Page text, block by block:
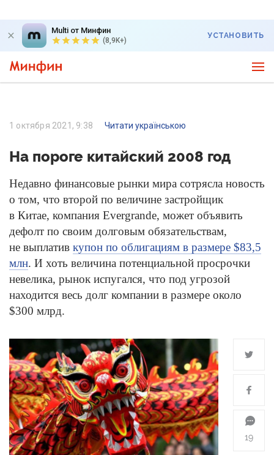
Multi от Минфин
(8,9K+)
УСТАНОВИТЬ
1 октября 2021, 9:38 Читати українською
На пороге китайский 2008 год
Недавно финансовые рынки мира сотрясла новость
о том, что второй по величине застройщик
в Китае, компания Evergrande, может объявить
дефолт по своим долговым обязательствам,
не выплатив купон по облигациям в размере $83,5
млн. И хоть величина потенциальной просрочки
невелика, рынок испугался, что под угрозой
находится весь долг компании в размере около
$300 млрд.
19